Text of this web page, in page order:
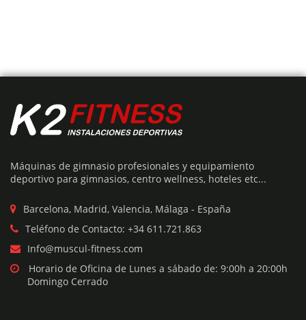
MÁQUINA POWER RANK
€2,990 El
precio
era:
€2,990.
€1,495
El
precio
es:
€1,495.
Máquinas de gimnasio profesionales y equipamiento
deportivo para gimnasios, centro wellness, hoteles etc...
Barcelona, Madrid, Valencia, Málaga - España
Teléfono de Contacto: +34 611.721.863
Info@muscul-fitness.com
Horario de Oficina de Lunes a sábado de: 9:00h a 20:00h
Domingo Cerrado